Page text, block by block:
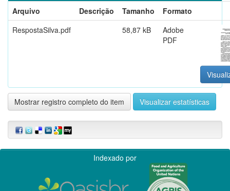
Arquivo
Descrição Tamanho
Formato
RespostaSilva.pdf
58,87 kB
Adobe
PDF
Mostrar registro completo do item Visualizar estatísticas
Indexado por